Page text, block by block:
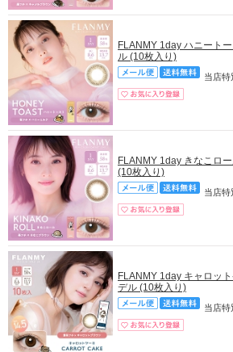
FLANMY 1day ハニート
ル (10枚入り)
当店特
FLANMY 1day きなこロ
(10枚入り)
当店特
FLANMY 1day キャロッ
デル (10枚入り)
当店特